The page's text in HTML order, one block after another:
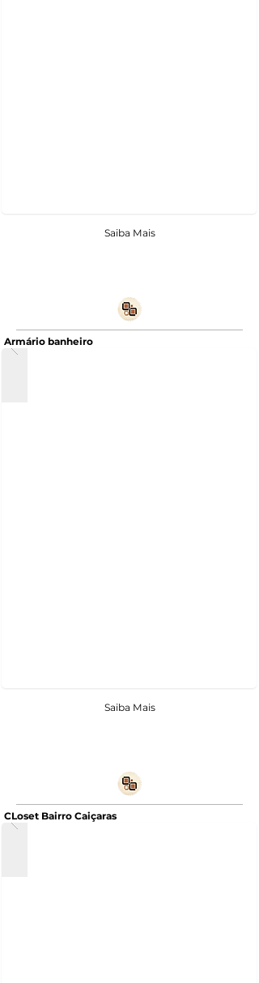
Saiba Mais
Armário banheiro
Saiba Mais
CLoset Bairro Caiçaras